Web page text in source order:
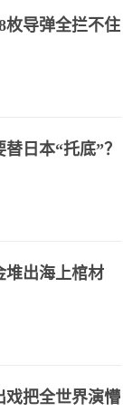
枚导弹全拦不住
日本“托底”？
堆出海上棺材
戏把全世界演懵